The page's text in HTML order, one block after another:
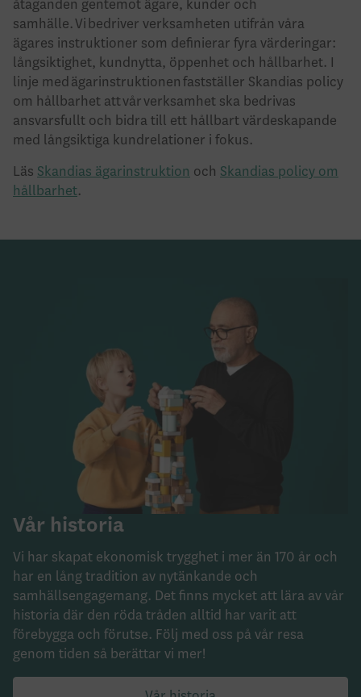
åtaganden gentemot ägare, kunder och
samhälle. Vi bedriver verksamheten utifrån våra
ägares instruktioner som definierar fyra värderingar:
långsiktighet, kundnytta, öppenhet och hållbarhet. I
linje med ägarinstruktionen fastställer Skandias policy
om hållbarhet att vår verksamhet ska bedrivas
ansvarsfullt och bidra till ett hållbart värdeskapande
med långsiktiga kundrelationer i fokus.
Läs Skandias ägarinstruktion och Skandias policy om
hållbarhet.
Vår historia
Vi har skapat ekonomisk trygghet i mer än 170 år och
har en lång tradition av nytänkande och
samhällsengagemang. Det finns mycket att lära av vår
historia där den röda tråden alltid har varit att
förebygga och förutse. Följ med oss på vår resa
genom tiden så berättar vi mer!